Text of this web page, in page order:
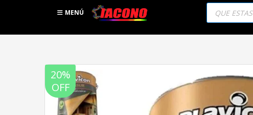
MENÚ
Búsqueda
productos
20%
OFF